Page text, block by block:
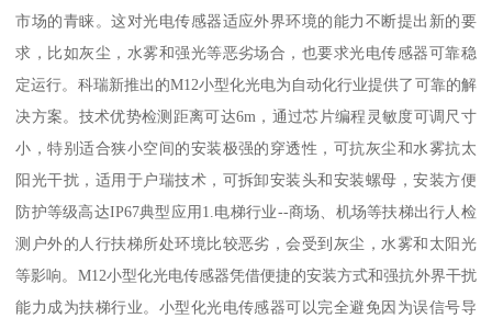
市场的青睐。这对光电传感器适应外界环境的能力不断提出新的要
求，比如灰尘，水雾和强光等恶劣场合，也要求光电传感器可靠稳
定运行。科瑞新推出的M12小型化光电为自动化行业提供了可靠的解
决方案。技术优势检测距离可达6m，通过芯片编程灵敏度可调尺寸
小，特别适合狭小空间的安装极强的穿透性，可抗灰尘和水雾抗太
阳光干扰，适用于户瑞技术，可拆卸安装头和安装螺母，安装方便
防护等级高达IP67典型应用1.电梯行业--商场、机场等扶梯出行人检
测户外的人行扶梯所处环境比较恶劣，会受到灰尘，水雾和太阳光
等影响。M12小型化光电传感器凭借便捷的安装方式和强抗外界干扰
能力成为扶梯行业。小型化光电传感器可以完全避免因为误信号导